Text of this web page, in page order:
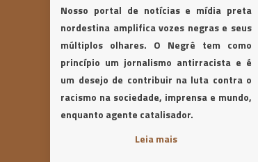
Nosso portal de notícias e mídia preta
nordestina amplifica vozes negras e seus
múltiplos olhares. O Negrê tem como
princípio um jornalismo antirracista e é
um desejo de contribuir na luta contra o
racismo na sociedade, imprensa e mundo,
enquanto agente catalisador.
Leia mais